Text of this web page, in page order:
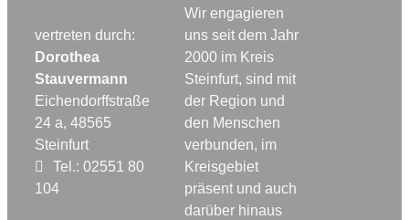
vertreten durch:
Dorothea
Stauvermann
Eichendorffstraße
24 a, 48565
Steinfurt
Tel.: 02551 80
104
Wir engagieren
uns seit dem Jahr
2000 im Kreis
Steinfurt, sind mit
der Region und
den Menschen
verbunden, im
Kreisgebiet
präsent und auch
darüber hinaus